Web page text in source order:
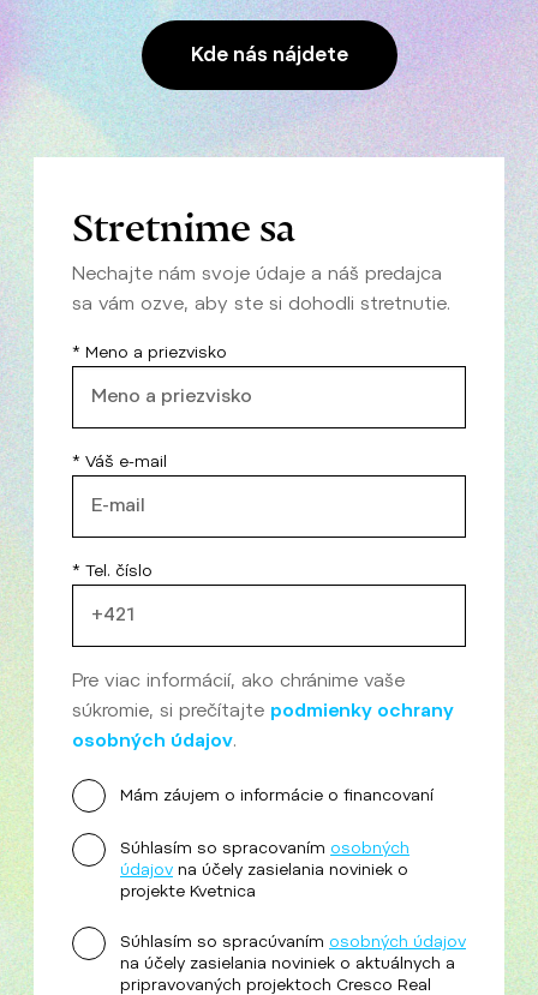
Kde nás nájdete
Stretnime sa
Nechajte nám svoje údaje a náš predajca
sa vám ozve, aby ste si dohodli stretnutie.
* Meno a priezvisko
* Váš e-mail
* Tel. číslo
Pre viac informácií, ako chránime vaše
súkromie, si prečítajte podmienky ochrany
osobných údajov.
Mám záujem o informácie o financovaní
Súhlasím so spracovaním osobných
údajov na účely zasielania noviniek o
projekte Kvetnica
Súhlasím so spracúvaním osobných údajov
na účely zasielania noviniek o aktuálnych a
pripravovaných projektoch Cresco Real